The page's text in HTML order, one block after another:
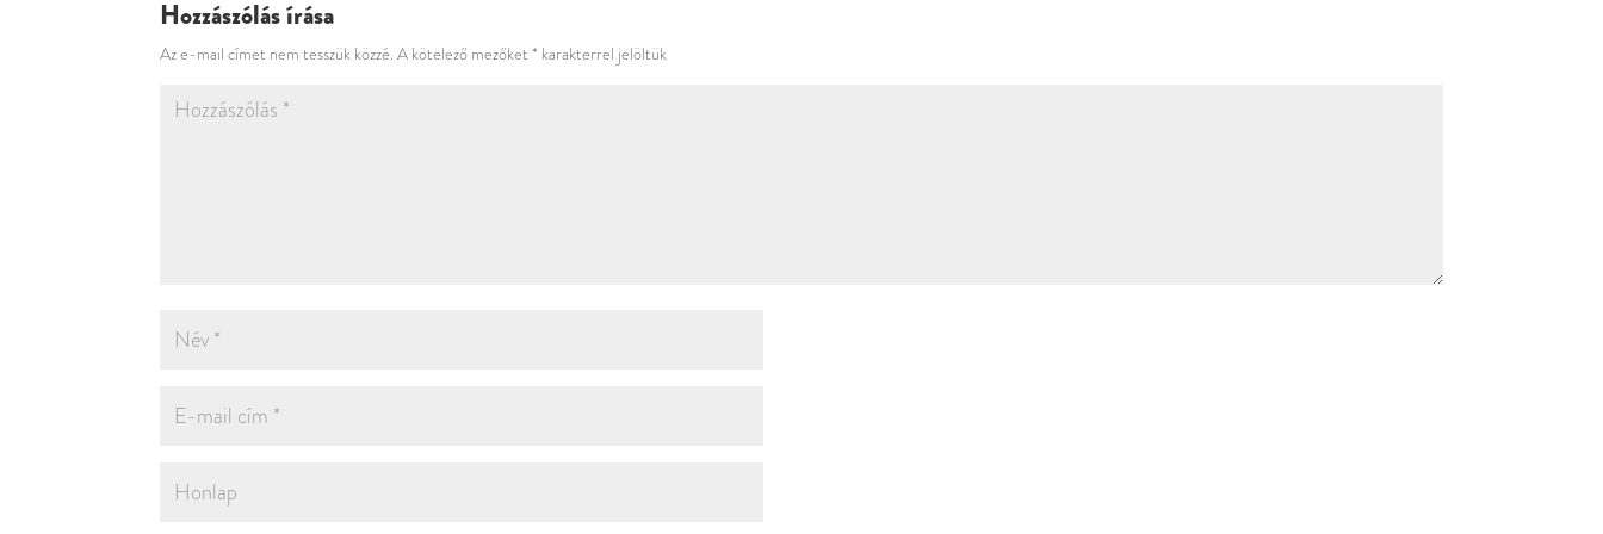
Hozzászólás írása
Az e-mail címet nem tesszük közzé. A kötelező mezőket * karakterrel jelöltük